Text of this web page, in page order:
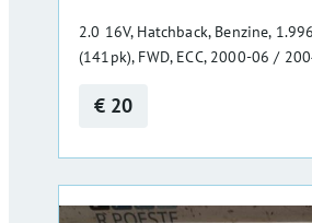
2.0 16V, Hatchback, Benzine,
(141pk), FWD, ECC, 2000-06 /
€ 20